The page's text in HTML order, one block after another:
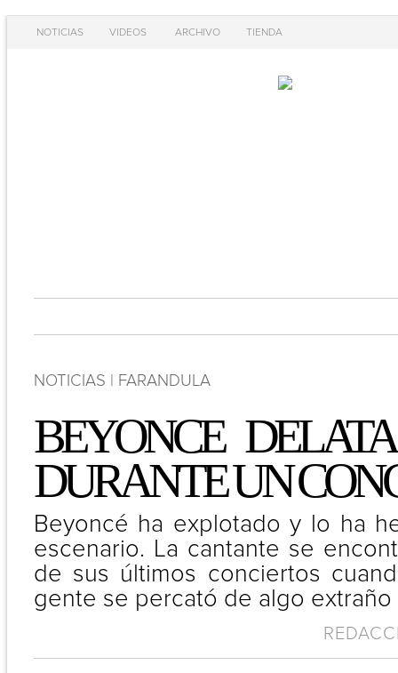
NOTICIAS VIDEOS ARCHIVO TIENDA
NOTICIAS | FARANDULA
BEYONCE
DURANTE UN
Beyoncé ha explotado y lo ha
escenario. La cantante se
de sus últimos conciertos
gente se percató de algo extraño